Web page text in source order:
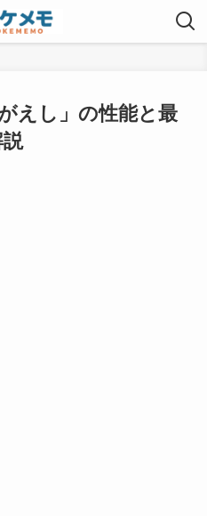
えし」の性能と最